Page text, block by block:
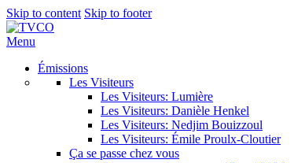
Skip to content Skip to footer
Menu
Émissions
Les Visiteurs
Les Visiteurs: Lumière
Les Visiteurs: Danièle Henkel
Les Visiteurs: Nedjim Bouizzoul
Les Visiteurs: Émile Proulx-Cloutier
Ça se passe chez vous